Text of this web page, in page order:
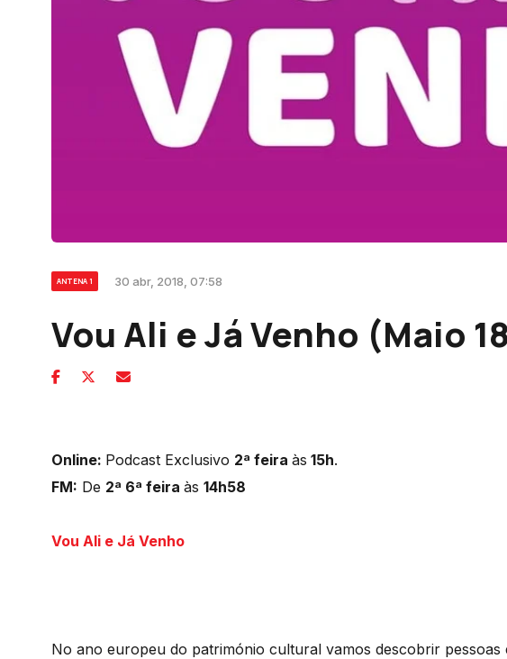
ANTENA 1 30 abr, 2018, 07:58
Vou Ali e Já Venho (Maio
Online: Podcast Exclusivo 2ª feira às 15h.
FM: De 2ª 6ª feira às 14h58
Vou Ali e Já Venho
No ano europeu do património cultural vamos descobrir pessoas